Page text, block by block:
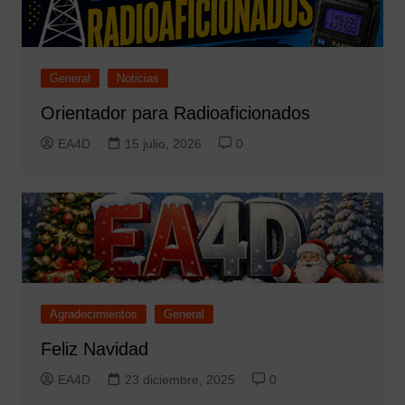
General Noticias
Orientador para Radioaficionados
EA4D 15 julio, 2026 0
Agradecimientos General
Feliz Navidad
EA4D 23 diciembre, 2025 0